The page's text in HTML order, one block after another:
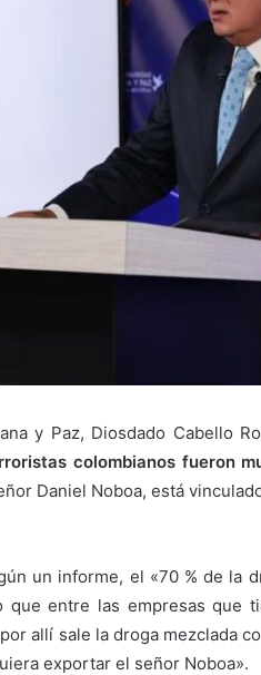
y Paz, Diosdado Cabello
colombianos fueron
Daniel Noboa, está
un informe, el «70 % de la
entre las empresas que
allí sale la droga mezclada
exportar el señor Noboa».